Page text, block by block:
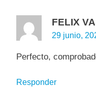
FELIX
29 junio,
Perfecto,
Responder